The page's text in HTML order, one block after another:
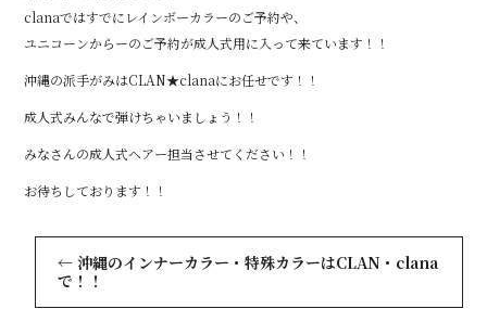
clanaではすでにレインボーカラーのご予約や、
ユニコーンからーのご予約が成人式用に入って来ています！！
沖縄の派手がみはCLAN★clanaにお任せです！！
成人式みんなで弾けちゃいましょう！！
みなさんの成人式ヘアー担当させてください！！
お待ちしております！！
← 沖縄のインナーカラー・特殊カラーはCLAN・clana
で！！